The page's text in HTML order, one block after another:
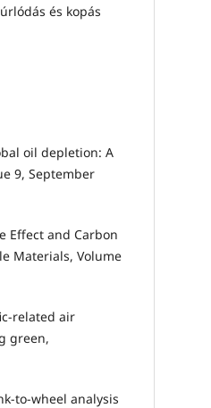
és kopás
oil depletion: A
9, September
Effect and Carbon
Materials, Volume
related air
green,
to-wheel analysis